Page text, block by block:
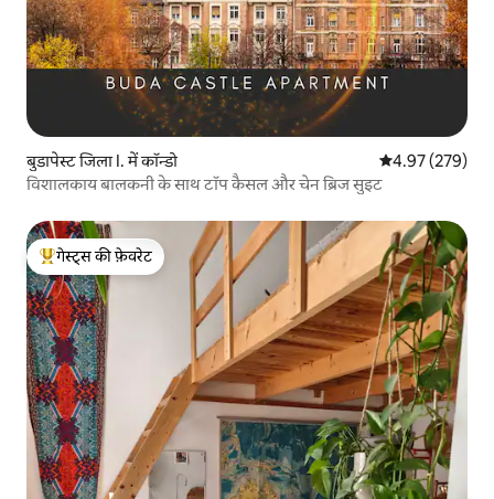
बुडापेस्ट जिला I. में कॉन्डो औसत रेटिंग 5 में से
4.97 (279)
विशालकाय बालकनी के साथ टॉप कैसल और चेन ब्रिज सुइट
गेस्ट्स का टॉप फ़ेवरेट
गेस्ट्स की फ़ेवरेट